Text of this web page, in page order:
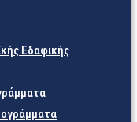
Εδαφικής